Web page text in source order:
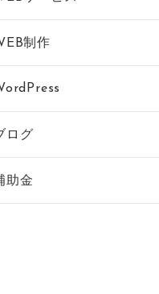
制作
ログ
助金